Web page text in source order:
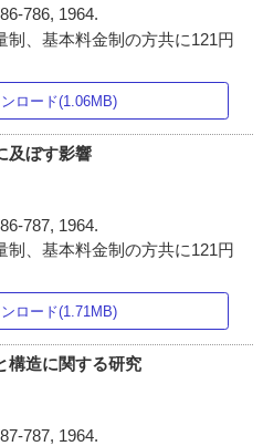
786, 1964.
制、基本料金制の方共に121円
ロード(1.06MB)
及ぼす影響
787, 1964.
制、基本料金制の方共に121円
ロード(1.71MB)
構造に関する研究
787, 1964.